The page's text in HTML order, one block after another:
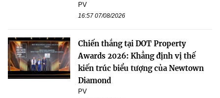
PV
16:57 07/08/2026
Chiến thắng tại DOT Property
Awards 2026: Khẳng định vị thế
kiến trúc biểu tượng của Newtown
Diamond
PV